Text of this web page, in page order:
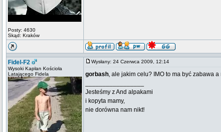
Posty: 4630
Skąd: Kraków
Fidel-F2
Wysoki Kapłan Kościoła
Latającego Fidela
Wysłany: 24 Czerwca 2009, 12:14
gorbash, ale jakim celu? IMO to ma być zabawa
Jesteśmy z And alpakami
i kopyta mamy,
nie dorówna nam nikt!